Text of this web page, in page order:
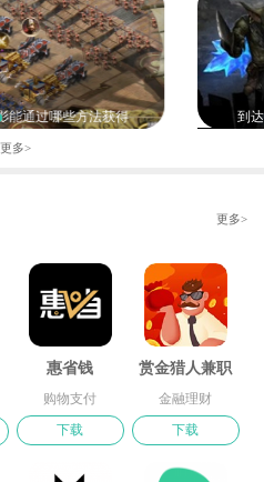
能通过哪些方法获得 到
《战斗之心：传承》如何
属性点？
安之若命
离密室2 — 灯塔 攻略
更多>
更多>
惠省钱
购物支付
下载
赏金猎人兼职
金融理财
下载